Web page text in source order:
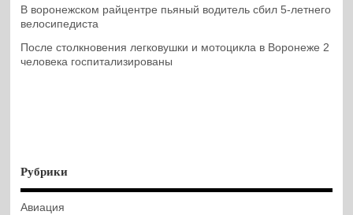
В воронежском райцентре пьяный водитель сбил 5-летнего
велосипедиста
После столкновения легковушки и мотоцикла в Воронеже 2
человека госпитализированы
Рубрики
Авиация